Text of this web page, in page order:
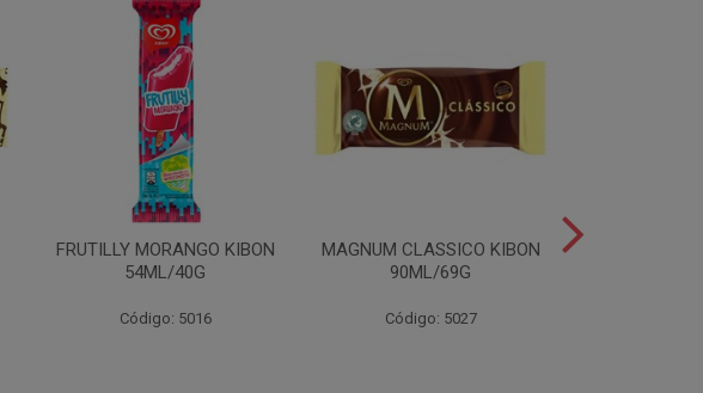
FRUTILLY MORANGO KIBON
54ML/40G
Código: 5016
MAGNUM CLASSICO KIBON
90ML/69G
Código: 5027